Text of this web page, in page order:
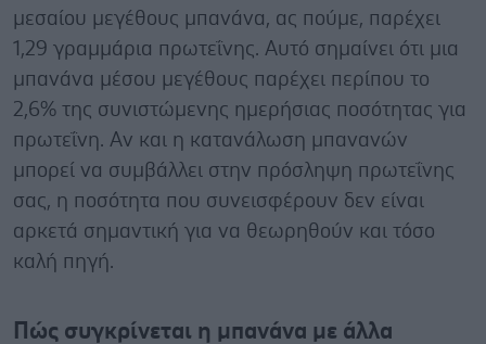
μεσαίου μεγέθους μπανάνα, ας πούμε, παρέχει
1,29 γραμμάρια πρωτεΐνης. Αυτό σημαίνει ότι μια
μπανάνα μέσου μεγέθους παρέχει περίπου το
2,6% της συνιστώμενης ημερήσιας ποσότητας για
πρωτεΐνη. Αν και η κατανάλωση μπανανών
μπορεί να συμβάλλει στην πρόσληψη πρωτεΐνης
σας, η ποσότητα που συνεισφέρουν δεν είναι
αρκετά σημαντική για να θεωρηθούν και τόσο
καλή πηγή.
Πώς συγκρίνεται η μπανάνα με άλλα